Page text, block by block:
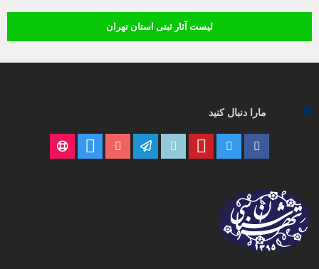
لیست آثار ثبتی استان تهران
مارا دنبال کنید